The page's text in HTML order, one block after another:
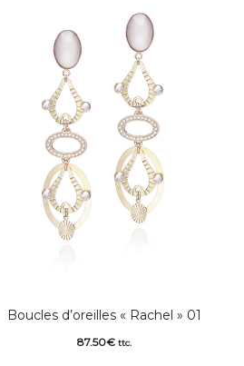
Boucles d’oreilles « Rachel » 01
87.50€ ttc.